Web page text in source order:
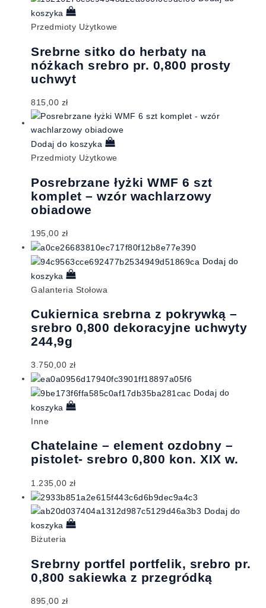
koszyka
Przedmioty Użytkowe
Srebrne sitko do herbaty na
nóżkach srebro pr. 0,800 prosty
uchwyt
815,00 zł
Dodaj do koszyka
Przedmioty Użytkowe
Posrebrzane łyżki WMF 6 szt
komplet – wzór wachlarzowy
obiadowe
195,00 zł
Dodaj do
koszyka
Galanteria Stołowa
Cukiernica srebrna z pokrywką –
srebro 0,800 dekoracyjne uchwyty
244,9g
3.750,00 zł
Dodaj do
koszyka
Inne
Chatelaine – element ozdobny –
pistolet- srebro 0,800 kon. XIX w.
1.235,00 zł
Dodaj do
koszyka
Biżuteria
Srebrny portfel portfelik, srebro pr.
0,800 sakiewka z przegródką
895,00 zł